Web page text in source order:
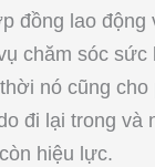
đồng lao động
chăm sóc sức
nó cũng cho
đi lại trong và
hiệu lực.